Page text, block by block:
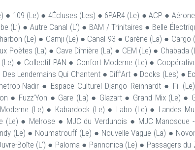
● 109 (Le) ● 4Écluses (Les) ● 6PAR4 (Le) ● ACP ●
(L’) ● Autre Canal (L’) ● BAM / Trinitaires ● Belle
(Le) ● Camji (Le) ● Canal 93 ● Carène (La) ●
Poètes (La) ● Cave Dîmière (La) ● CEM (Le) ● Chabada
● Collectif PAN ● Confort Moderne (Le) ●
Des Lendemains Qui Chantent ● Diff’Art ● Docks (Les) ●
Nadir ● Espace Culturel Django Reinhardt ● Fil
● Fuzz’Yon ● Gare (La) ● Glazart ● Grand Mix (Le)
(Le) ● Kabardock (Le) ● Labo (Le) ● Landes
(Le) ● Melrose ● MJC du Verdunois ● MJC
(Le) ● Noumatrouff (Le) ● Nouvelle Vague (La) ●
Boîte (L’) ● Paloma ● Pannonica (Le) ● Passagers